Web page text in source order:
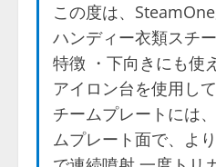
この度は、
ハンディー衣類スチ
特徴 ・下向きにも使
アイロン台を使用し
チームプレートには
ムプレート面で、よ